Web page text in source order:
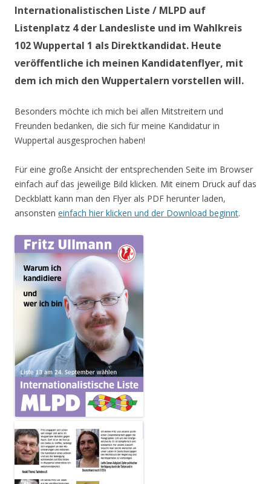
Internationalistischen Liste / MLPD auf
Listenplatz 4 der Landesliste und im Wahlkreis
102 Wuppertal 1 als Direktkandidat. Heute
veröffentliche ich meinen Kandidatenflyer, mit
dem ich mich den Wuppertalern vorstellen will.
Besonders möchte ich mich bei allen Mitstreitern und
Freunden bedanken, die sich für meine Kandidatur in
Wuppertal ausgesprochen haben!
Für eine große Ansicht der entsprechenden Seite im Browser
einfach auf das jeweilige Bild klicken. Mit einem Druck auf das
Deckblatt kann man den Flyer als PDF herunter laden,
ansonsten einfach hier klicken und der Download beginnt.